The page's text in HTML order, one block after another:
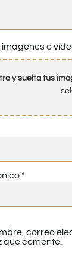
o
y suelta tus
*
correo
que comente.